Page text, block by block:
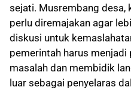
sejati. Musrembang desa,
perlu diremajakan agar
diskusi untuk
pemerintah harus
masalah dan membidik
luar sebagai penyelaras